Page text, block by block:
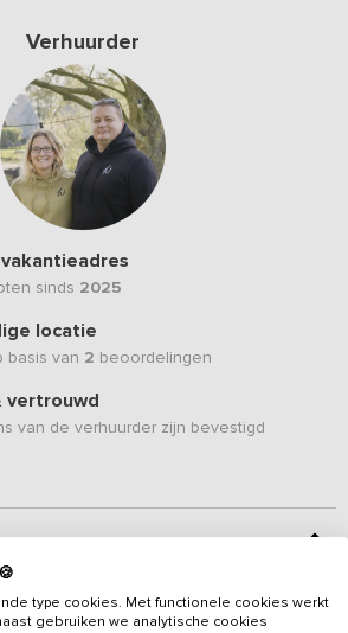
Verhuurder
sinds 2025
locatie
basis van 2 beoordelingen
vertrouwd
van de verhuurder zijn bevestigd
Friese landschap ligt dit monumentale8-
met 4 slaapkamers en 2 badkamers
type cookies. Met functionele cookies werkt
gebruiken we analytische cookies